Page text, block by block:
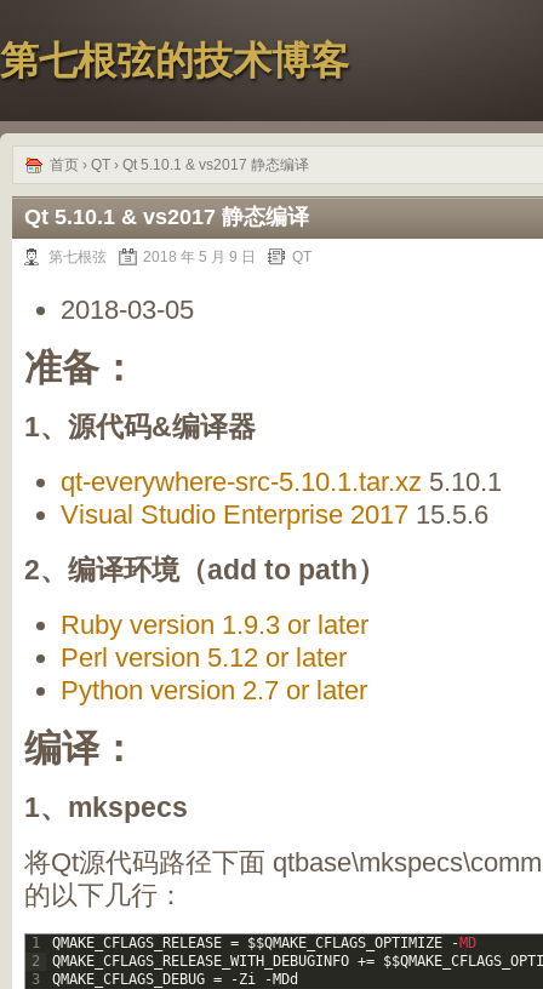
第七根弦的技术博客
首页 › QT › Qt 5.10.1 & vs2017 静态编译
Qt 5.10.1 & vs2017 静态编译
第七根弦 2018 年 5 月 9 日 QT
2018-03-05
准备：
1、源代码&编译器
qt-everywhere-src-5.10.1.tar.xz 5.10.1
Visual Studio Enterprise 2017 15.5.6
2、编译环境（add to path）
Ruby version 1.9.3 or later
Perl version 5.12 or later
Python version 2.7 or later
编译：
1、mkspecs
将Qt源代码路径下面
的以下几行：
1
2
3
QMAKE_CFLAGS_RELEASE = $$QMAKE_CFLAGS_OPTIMIZE -MD
QMAKE_CFLAGS_RELEASE_WITH_DEBUGINFO += $$
QMAKE_CFLAGS_DEBUG = -Zi -MDd